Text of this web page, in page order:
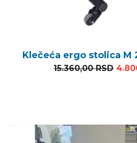
Klečeća ergo stolica M
15.360,00RSD